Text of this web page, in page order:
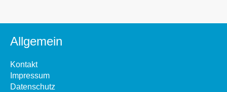
Allgemein
Kontakt
Impressum
Datenschutz